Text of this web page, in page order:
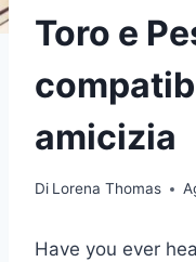
Toro e
amicizia
Di Lorena Thomas
Have you ever